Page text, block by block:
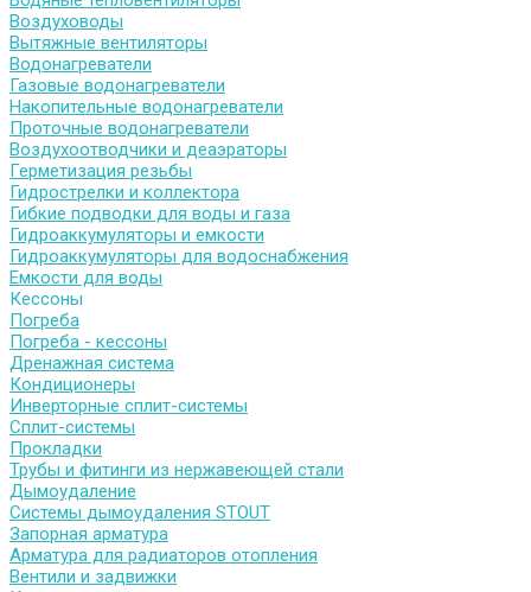
Воздуховоды
Вытяжные вентиляторы
Водонагреватели
Газовые водонагреватели
Накопительные водонагреватели
Проточные водонагреватели
Воздухоотводчики и деаэраторы
Герметизация резьбы
Гидрострелки и коллектора
Гибкие подводки для воды и газа
Гидроаккумуляторы и емкости
Гидроаккумуляторы для водоснабжения
Емкости для воды
Кессоны
Погреба
Погреба - кессоны
Дренажная система
Кондиционеры
Инверторные сплит-системы
Сплит-системы
Прокладки
Трубы и фитинги из нержавеющей стали
Дымоудаление
Системы дымоудаления STOUT
Запорная арматура
Арматура для радиаторов отопления
Вентили и задвижки